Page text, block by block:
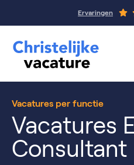
Ervaringen
Vacatures per functie
Vacatures
Consultant